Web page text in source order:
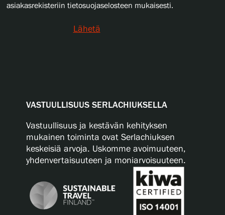
asiakasrekisteriin tietosuojaselosteen mukaisesti.
Lähetä
VASTUULLISUUS SERLACHIUKSELLA
Vastuullisuus ja kestävän kehityksen
mukainen toiminta ovat Serlachiuksen
keskeisiä arvoja. Uskomme avoimuuteen,
yhdenvertaisuuteen ja moniarvoisuuteen.